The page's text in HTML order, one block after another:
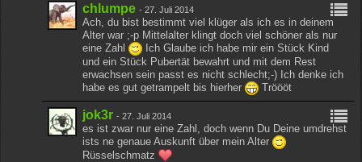
chlumpe -27. Juli 2014
Ach, du bist bestimmt viel klüger als ich es in deinem
Alter war ;-p Mittelalter klingt doch viel schöner als nur
eine Zahl
Ich Glaube ich habe mir ein Stück Kind
und ein Stück Pubertät bewahrt und mit dem Rest
erwachsen sein passt es nicht schlecht;-) Ich denke ich
habe es gut getrampelt bis hierher
Tröööt
jok3r -27. Juli 2014
es ist zwar nur eine Zahl, doch wenn Du Deine umdrehst
ists ne genaue Auskunft über mein Alter
Rüsselschmatz